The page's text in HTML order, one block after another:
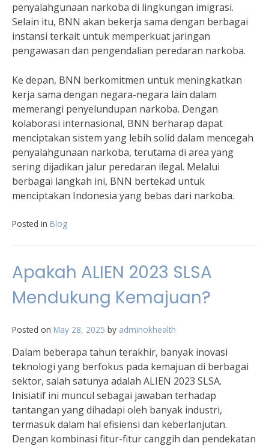
penyalahgunaan narkoba di lingkungan imigrasi.
Selain itu, BNN akan bekerja sama dengan berbagai
instansi terkait untuk memperkuat jaringan
pengawasan dan pengendalian peredaran narkoba.
Ke depan, BNN berkomitmen untuk meningkatkan
kerja sama dengan negara-negara lain dalam
memerangi penyelundupan narkoba. Dengan
kolaborasi internasional, BNN berharap dapat
menciptakan sistem yang lebih solid dalam mencegah
penyalahgunaan narkoba, terutama di area yang
sering dijadikan jalur peredaran ilegal. Melalui
berbagai langkah ini, BNN bertekad untuk
menciptakan Indonesia yang bebas dari narkoba.
Posted in Blog
Apakah ALIEN 2023 SLSA
Mendukung Kemajuan?
Posted on May 28, 2025 by adminokhealth
Dalam beberapa tahun terakhir, banyak inovasi
teknologi yang berfokus pada kemajuan di berbagai
sektor, salah satunya adalah ALIEN 2023 SLSA.
Inisiatif ini muncul sebagai jawaban terhadap
tantangan yang dihadapi oleh banyak industri,
termasuk dalam hal efisiensi dan keberlanjutan.
Dengan kombinasi fitur-fitur canggih dan pendekatan